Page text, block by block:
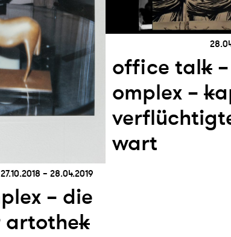
27.10.2018 – 28.04.2019
– die
artothek
office talk–
omplex – k
wart